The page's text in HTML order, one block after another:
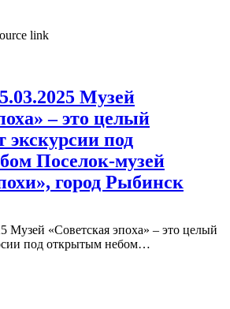
link
Музей
– это целый
экскурсии под
Поселок-музей
город Рыбинск
Музей «Советская эпоха» – это целый
под открытым небом…